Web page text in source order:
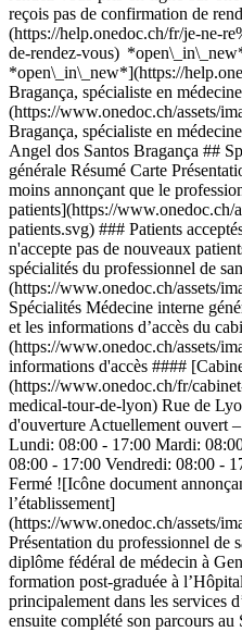
reçois pas de confirmation de
(https://help.onedoc.ch/fr/je-ne-
de-rendez-vous)
*open\_in\_new*](https://
Bragança, spécialiste en
(https://www.onedoc.ch/assets/
Bragança, spécialiste en
Angel dos Santos Bragança ##
générale Résumé Carte
moins annonçant que le
patients](https://www.onedoc.ch/
patients.svg) ### Patients
n'accepte pas de nouveaux
spécialités du professionnel de
(https://www.onedoc.ch/assets/
Spécialités Médecine interne
et les informations d’accès du
(https://www.onedoc.ch/assets/
informations d'accès ####
(https://www.onedoc.ch/fr/
medical-tour-de-lyon) Rue de
d'ouverture Actuellement ouvert
Lundi: 08:00 - 17:00 Mardi:
08:00 - 17:00 Vendredi: 08:00 -
Fermé ![Icône document
l’établissement]
(https://www.onedoc.ch/assets/
Présentation du professionnel de
diplôme fédéral de médecin à
formation post-graduée à
principalement dans les services
ensuite complété son parcours